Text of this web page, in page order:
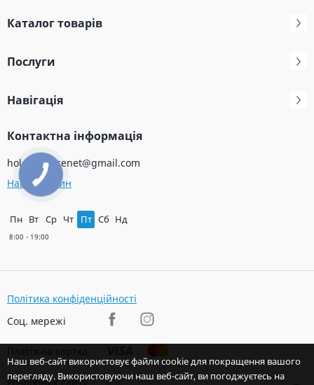
Каталог товарів
Послуги
Навігація
Контактна інформація
holodservicenet@gmail.com
Наш магазин
Пн Вт Ср Чт Пт Сб Нд
Політика конфіденційності
Соц. мережі
Розробник сайту
Наш веб-сайт використовує файли cookie для покращення вашого
перегляду. Використовуючи наш веб-сайт, ви погоджуєтесь на